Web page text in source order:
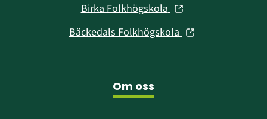
nytt
fönster)
Birka Folkhögskola (öppnas
nytt
Bäckedals Folkhögskola (öppnas
Om oss